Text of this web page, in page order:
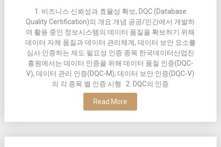
1. 비즈니스 신뢰성과 효율성 확보, DQC (Database
Quality Certification)의 개요 개념 공공/민간에서 개발하
여 활용 중인 정보시스템의 데이터 품질을 확보하기 위해
데이터 자체 품질과 데이터 관리체계, 데이터 보안 요소를
심사·인증하는 제도 필요성 인증 종목 한국데이터산업진
흥원에서는 데이터 인증을 위해 데이터 품질 인증(DQC-
V), 데이터 관리 인증(DQC-M), 데이터 보안 인증(DQC-V)
의 각 종목 별 인증 시행 2. DQC의 인증
Read More